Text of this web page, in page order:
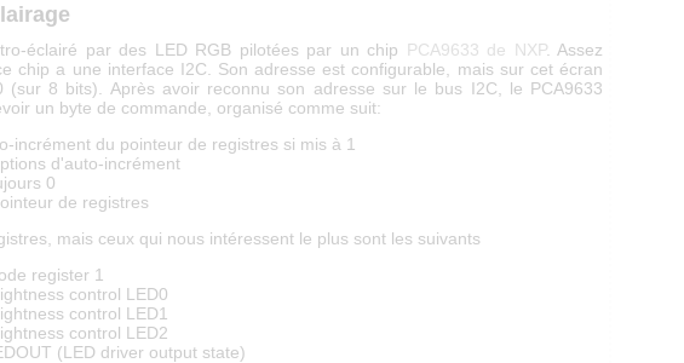
éclairé par des LED RGB pilotées par un chip PCA9633 de NXP. Assez
chip a une interface I2C. Son adresse est configurable, mais sur cet écran
(sur 8 bits). Après avoir reconnu son adresse sur le bus I2C, le PCA9633
un byte de commande, organisé comme suit:
incrément du pointeur de registres si mis à 1
d'auto-incrément
0
de registres
mais ceux qui nous intéressent le plus sont les suivants
register 1
control LED0
control LED1
control LED2
(LED driver output state)